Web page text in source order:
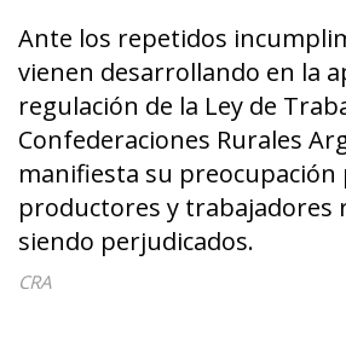
Ante los repetidos
vienen desarrollando en la
regulación de la Ley de
Confederaciones Rurales
manifiesta su
productores y trabajadores
siendo perjudicados.
CRA